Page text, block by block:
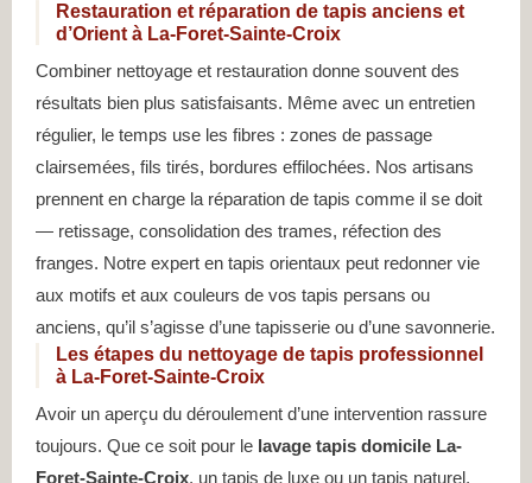
Restauration et réparation de tapis anciens et
d’Orient à La-Foret-Sainte-Croix
Combiner nettoyage et restauration donne souvent des
résultats bien plus satisfaisants. Même avec un entretien
régulier, le temps use les fibres : zones de passage
clairsemées, fils tirés, bordures effilochées. Nos artisans
prennent en charge la réparation de tapis comme il se doit
— retissage, consolidation des trames, réfection des
franges. Notre expert en tapis orientaux peut redonner vie
aux motifs et aux couleurs de vos tapis persans ou
anciens, qu’il s’agisse d’une tapisserie ou d’une savonnerie.
Les étapes du nettoyage de tapis professionnel
à La-Foret-Sainte-Croix
Avoir un aperçu du déroulement d’une intervention rassure
toujours. Que ce soit pour le lavage tapis domicile La-
Foret-Sainte-Croix, un tapis de luxe ou un tapis naturel,